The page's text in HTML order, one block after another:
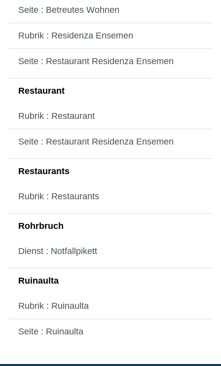
Seite : Betreutes Wohnen
Rubrik : Residenza Ensemen
Seite : Restaurant Residenza Ensemen
Restaurant
Rubrik : Restaurant
Seite : Restaurant Residenza Ensemen
Restaurants
Rubrik : Restaurants
Rohrbruch
Dienst : Notfallpikett
Ruinaulta
Rubrik : Ruinaulta
Seite : Ruinaulta